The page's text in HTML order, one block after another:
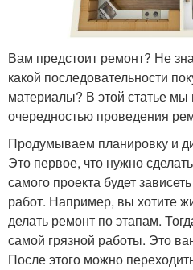
Вам предстоит ремонт? Не
какой последовательности
материалы? В этой статье мы
очередностью проведения
Продумываем планировку и
Это первое, что нужно
самого проекта будет
работ. Например, вы хотите
делать ремонт по этапам.
самой грязной работы. Это
После этого можно